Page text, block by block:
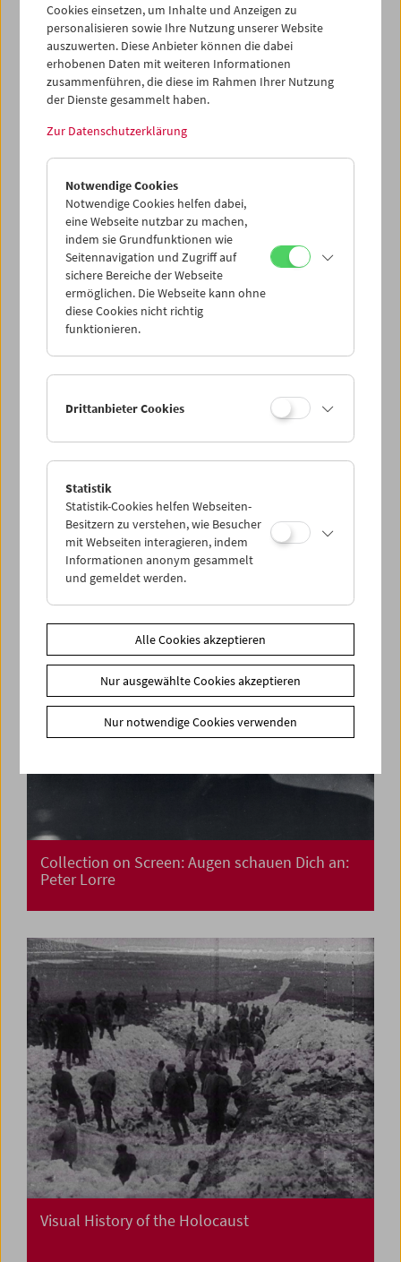
Collection on Screen: Lav Diaz – Teil 3
Films You Cannot See Elsewhere Amos-Vogel-
Atlas Kapitel 13:
Pasolini Wüst. Filme und Gespräch
Collection on Screen: Augen schauen Dich an:
Peter Lorre
Visual History of the Holocaust
Cookies einsetzen, um Inhalte und Anzeigen zu
personalisieren sowie Ihre Nutzung unserer Website
auszuwerten. Diese Anbieter können die dabei
erhobenen Daten mit weiteren Informationen
zusammenführen, die diese im Rahmen Ihrer Nutzung
der Dienste gesammelt haben.
Zur Datenschutzerklärung
Notwendige Cookies
Notwendige Cookies helfen dabei,
eine Webseite nutzbar zu machen,
indem sie Grundfunktionen wie
Seitennavigation und Zugriff auf
sichere Bereiche der Webseite
ermöglichen. Die Webseite kann ohne
diese Cookies nicht richtig
funktionieren.
Drittanbieter Cookies
Statistik
Statistik-Cookies helfen Webseiten-
Besitzern zu verstehen, wie Besucher
mit Webseiten interagieren, indem
Informationen anonym gesammelt
und gemeldet werden.
Alle Cookies akzeptieren
Nur ausgewählte Cookies akzeptieren
Nur notwendige Cookies verwenden